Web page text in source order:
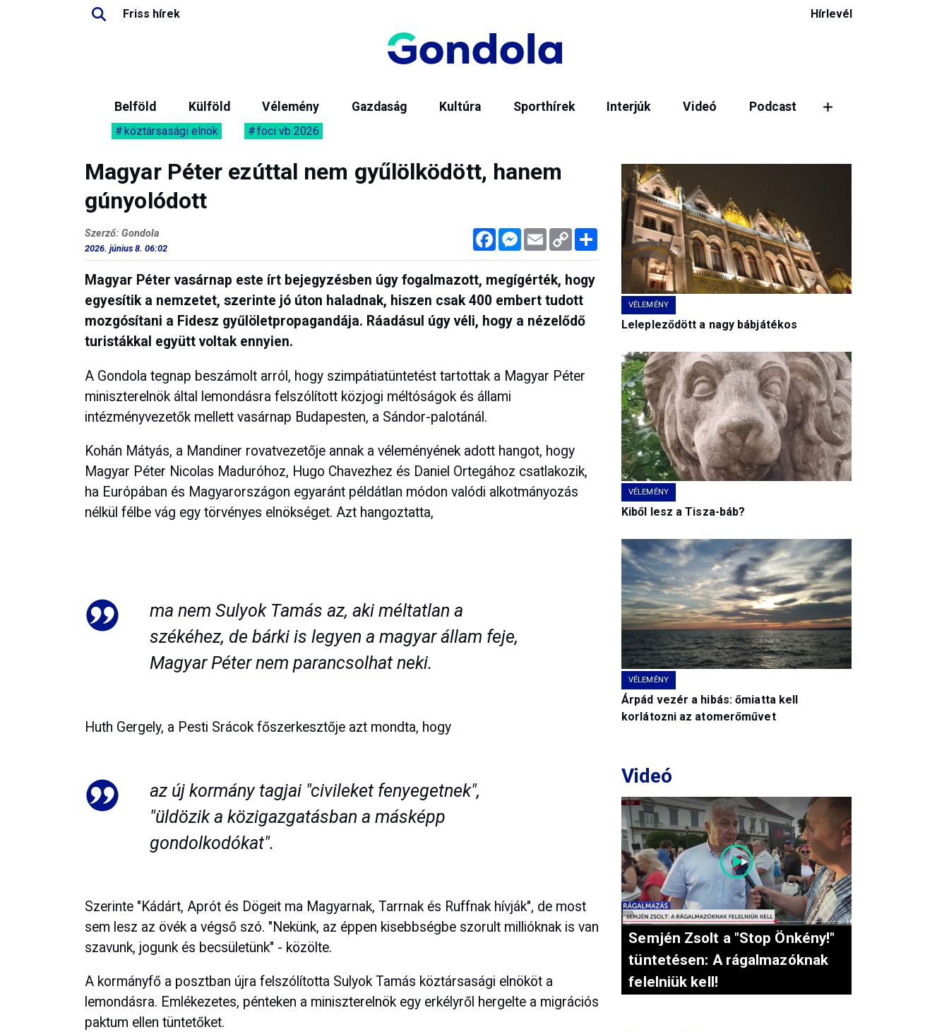
Friss hírek Hírlevél
Belföld Külföld Vélemény Gazdaság Kultúra Sporthírek Interjúk Videó Podcast
köztársasági elnök foci vb 2026
Magyar Péter ezúttal nem gyűlölködött, hanem
gúnyolódott
FacebookMessenger
Email Copy
Link
Megosztás
Szerző: Gondola
2026. június 8. 06:02
Magyar Péter vasárnap este írt bejegyzésben úgy fogalmazott, megígérték, hogy
egyesítik a nemzetet, szerinte jó úton haladnak, hiszen csak 400 embert tudott
mozgósítani a Fidesz gyűlöletpropagandája. Ráadásul úgy véli, hogy a nézelődő
turistákkal együtt voltak ennyien.
A Gondola tegnap beszámolt arról, hogy szimpátiatüntetést tartottak a Magyar Péter
miniszterelnök által lemondásra felszólított közjogi méltóságok és állami
intézményvezetők mellett vasárnap Budapesten, a Sándor-palotánál.
Kohán Mátyás, a Mandiner rovatvezetője annak a véleményének adott hangot, hogy
Magyar Péter Nicolas Maduróhoz, Hugo Chavezhez és Daniel Ortegához csatlakozik,
ha Európában és Magyarországon egyaránt példátlan módon valódi alkotmányozás
nélkül félbe vág egy törvényes elnökséget. Azt hangoztatta,
ma nem Sulyok Tamás az, aki méltatlan a
székéhez, de bárki is legyen a magyar állam feje,
Magyar Péter nem parancsolhat neki.
Huth Gergely, a Pesti Srácok főszerkesztője azt mondta, hogy
az új kormány tagjai "civileket fenyegetnek",
"üldözik a közigazgatásban a másképp
gondolkodókat".
Szerinte "Kádárt, Aprót és Dögeit ma Magyarnak, Tarrnak és Ruffnak hívják", de most
sem lesz az övék a végső szó. "Nekünk, az éppen kisebbségbe szorult millióknak is van
szavunk, jogunk és becsületünk" - közölte.
A kormányfő a posztban újra felszólította Sulyok Tamás köztársasági elnököt a
lemondásra. Emlékezetes, pénteken a miniszterelnök egy erkélyről hergelte a migrációs
paktum ellen tüntetőket.
VÉLEMÉNY
Lelepleződött a nagy bábjátékos
VÉLEMÉNY
Kiből lesz a Tisza-báb?
VÉLEMÉNY
Árpád vezér a hibás: őmiatta kell
korlátozni az atomerőművet
Videó
Semjén Zsolt a "Stop Önkény!"
tüntetésen: A rágalmazóknak
felelniük kell!